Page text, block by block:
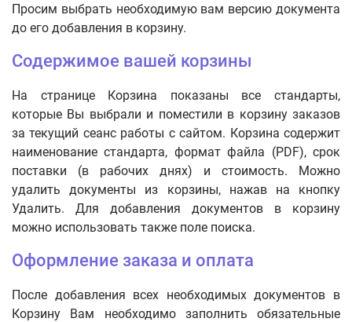
Просим выбрать необходимую вам версию документа
до его добавления в корзину.
Содержимое вашей корзины
На странице Корзина показаны все стандарты,
которые Вы выбрали и поместили в корзину заказов
за текущий сеанс работы с сайтом. Корзина содержит
наименование стандарта, формат файла (PDF), срок
поставки (в рабочих днях) и стоимость. Можно
удалить документы из корзины, нажав на кнопку
Удалить. Для добавления документов в корзину
можно использовать также поле поиска.
Оформление заказа и оплата
После добавления всех необходимых документов в
Корзину Вам необходимо заполнить обязательные